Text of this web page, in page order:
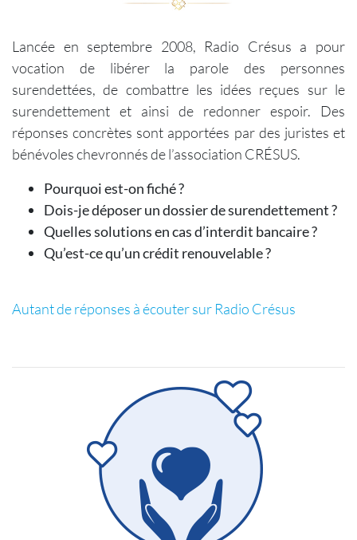
Lancée en septembre 2008, Radio Crésus a pour
vocation de libérer la parole des personnes
surendettées, de combattre les idées reçues sur le
surendettement et ainsi de redonner espoir. Des
réponses concrètes sont apportées par des juristes et
bénévoles chevronnés de l’association CRÉSUS.
Pourquoi est-on fiché ?
Dois-je déposer un dossier de surendettement ?
Quelles solutions en cas d’interdit bancaire ?
Qu’est-ce qu’un crédit renouvelable ?
Autant de réponses à écouter sur Radio Crésus